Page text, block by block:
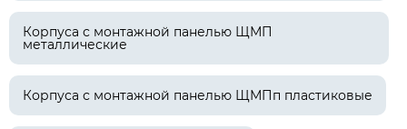
Корпуса с монтажной панелью ЩМП
металлические
Корпуса с монтажной панелью ЩМПп пластиковые